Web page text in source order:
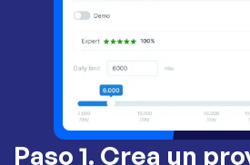
Paso 1. Crea un